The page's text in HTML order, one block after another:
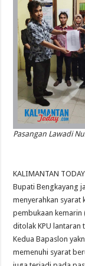
Pasangan Lawadi
KALIMANTAN
Bupati Bengkayang
menyerahkan syarat
pembukaan kemarin
ditolak KPU lantaran
Kedua Bapaslon
memenuhi syarat